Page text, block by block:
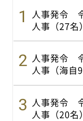
人事発令
人事（27名）
人事発令
人事（海自
人事発令
人事（20名）